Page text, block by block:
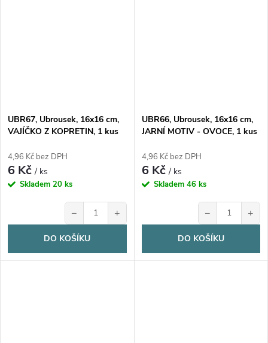
UBR67, Ubrousek, 16x16 cm,
VAJÍČKO Z KOPRETIN, 1 kus
4,96 Kč bez DPH
6 Kč/ ks
Skladem 20 ks
− +
DO KOŠÍKU
UBR66, Ubrousek, 16x16 cm,
JARNÍ MOTIV - OVOCE, 1 kus
4,96 Kč bez DPH
6 Kč/ ks
Skladem 46 ks
− +
DO KOŠÍKU